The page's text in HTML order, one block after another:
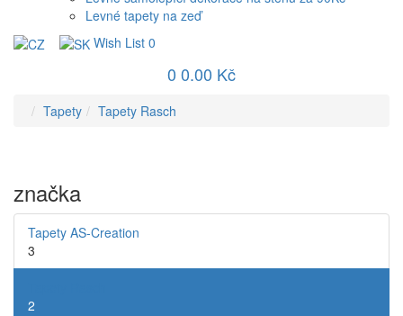
Levné tapety na zeď
Wish List 0
0 0.00 Kč
Tapety Tapety Rasch
značka
Tapety AS-Creation
3
2